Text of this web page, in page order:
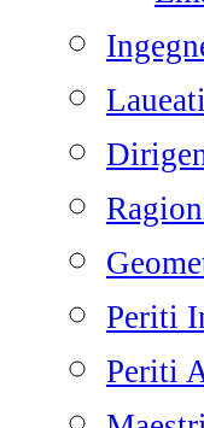
Laueati
Periti
Periti